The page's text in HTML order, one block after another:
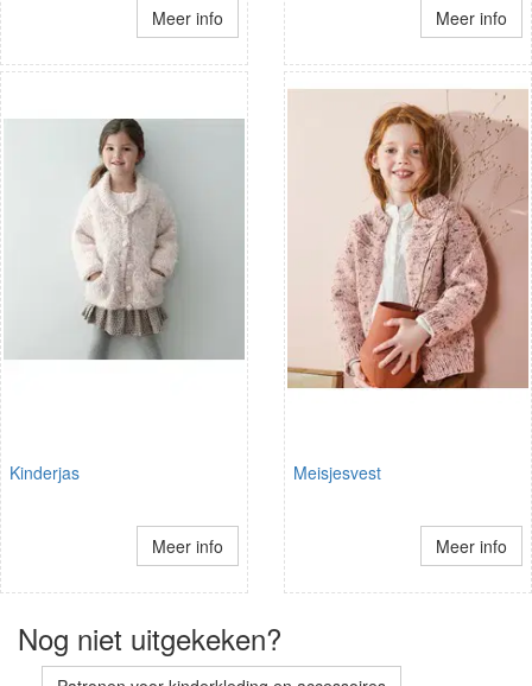
Meer info Meer info
Kinderjas
Meer info
Meisjesvest
Meer info
Nog niet uitgekeken?